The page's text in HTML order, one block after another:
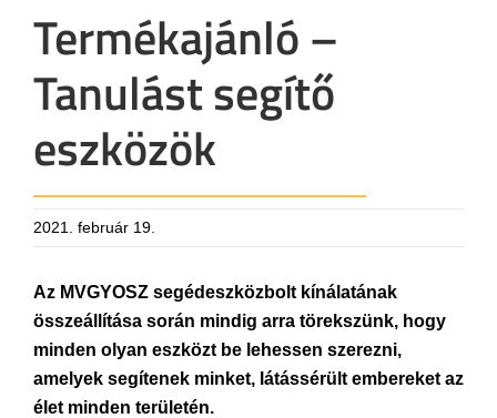
Termékajánló –
Tanulást segítő
eszközök
2021. február 19.
Az MVGYOSZ segédeszközbolt kínálatának
összeállítása során mindig arra törekszünk, hogy
minden olyan eszközt be lehessen szerezni,
amelyek segítenek minket, látássérült embereket az
élet minden területén.